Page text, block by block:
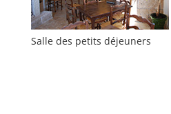
Salle des petits déjeuners